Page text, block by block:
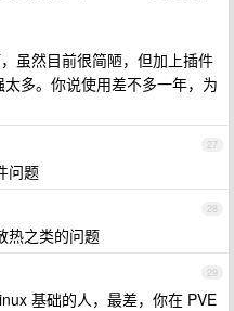
虽然目前很简陋，但加上插件
多。你说使用差不多一年，为
27
问题
28
热之类的问题
29
基础的人，最差，你在 PVE